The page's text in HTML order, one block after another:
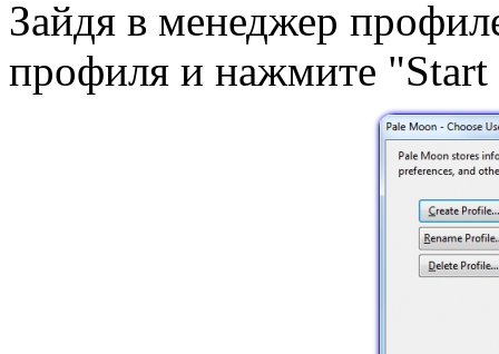
Зайдя в менеджер
профиля и нажмите